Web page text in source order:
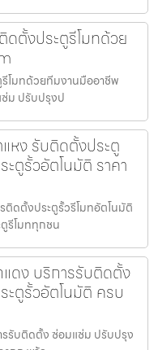
ตั้งประตูรีโมทด้วย
โมทด้วยทีมงานมืออาชีพ
ม ปรับปรุงป
หง รับติดตั้งประตู
ตูรั้วอัตโนมัติ ราคา
ติดตั้งประตูรั้วรีโมทอัตโนมัติ
ตูรีโมททุกชน
ดง บริการรับติดตั้ง
ะตูรั้วอัตโนมัติ ครบ
รับติดตั้ง ซ่อมแซ่ม ปรับปรุง